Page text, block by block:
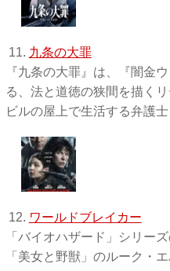
11. 九条の大罪
『九条の大罪』は、『闇金
る、法と道徳の狭間を描く
ビルの屋上で生活する弁護
12. ワールドブレイカー
「バイオハザード」シリー
「美女と野獣」のルーク・